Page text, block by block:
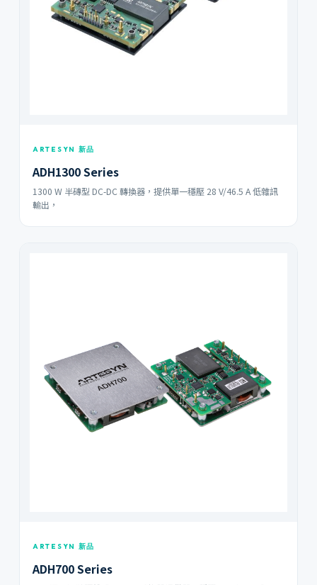
ARTESYN 新品
ADH1300 Series
1300 W 半磚型 DC-DC 轉換器，提供單一穩壓 28 V/46.5 A 低雜訊
輸出，
ARTESYN 新品
ADH700 Series